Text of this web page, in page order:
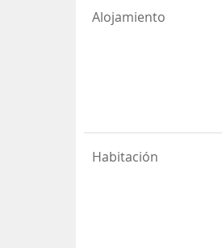
Alojamiento
Habitación